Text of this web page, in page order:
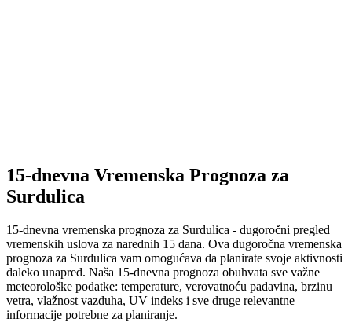
15-dnevna Vremenska Prognoza za
Surdulica
15-dnevna vremenska prognoza za Surdulica - dugoročni pregled
vremenskih uslova za narednih 15 dana. Ova dugoročna vremenska
prognoza za Surdulica vam omogućava da planirate svoje aktivnosti
daleko unapred. Naša 15-dnevna prognoza obuhvata sve važne
meteorološke podatke: temperature, verovatnoću padavina, brzinu
vetra, vlažnost vazduha, UV indeks i sve druge relevantne
informacije potrebne za planiranje.